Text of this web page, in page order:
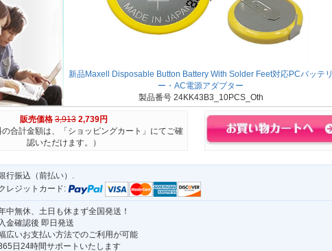
新品Maxell Disposable Button Battery With Solder Feet対応PCバッテリ
ー・AC電源アダプター
製品番号 24KK43B3_10PCS_Oth
販売価格 3,913 2,739円
の合計金額は、「ショッピングカート」にてご確
認いただけます。）
行振込（前払い）.
レジットカード:
中無休、土日も休まず全国発送！
入金確認後 即日発送
広いお支払い方法でのご利用が可能
日24時間サポートいたします